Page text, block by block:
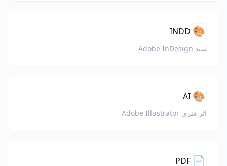
🎨
INDD
سند Adobe InDesign
🎨
AI
اثر هنری Adobe Illustrator
📄
PDF